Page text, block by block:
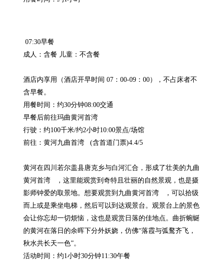
07:30早餐
成人：含餐 儿童：不含餐
酒店内享用（酒店开早时间 07：00-09：00），不占床者不
含早餐。
用餐时间：约30分钟08:00交通
早餐后前往玛曲黄河首湾
行驶：约100千米/约2小时10:00景点/场馆
前往：黄河九曲首湾   (含首道门票)4.4/5
黄河在四川若尔盖县唐克乡与白河汇合，形成了壮美的九曲
黄河首湾   ，这里能观赏到奇特且壮丽的自然景观，也是摄
影师钟爱的取景地。想要观赏到九曲黄河首湾   ，可以拾级
而上或是乘坐电梯，然后可以到达观景台。观景台上的景色
会让你忘却一切烦恼，这也是观赏日落的佳地点。曲折蜿蜒
的黄河在落日的余晖下分外妖娆，仿佛“落霞与弧鹜齐飞，
秋水共长天一色”。
活动时间：约1小时30分钟11:30午餐